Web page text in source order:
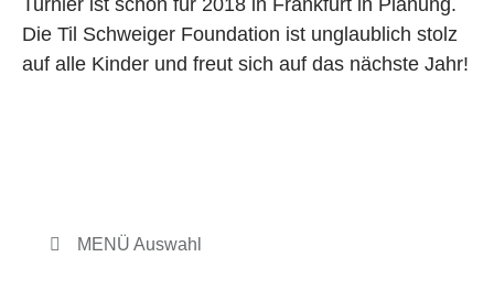
Die Til Schweiger Foundation ist unglaublich stolz
auf alle Kinder und freut sich auf das nächste Jahr!
MENÜ Auswahl